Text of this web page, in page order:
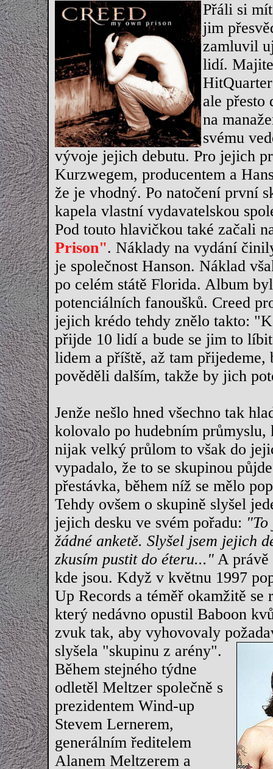
Přáli si
jim
zamluvil
lidí.
ale přesto
na
svému
vývoje jejich debutu. Pro jejich
Kurzwegem, producentem a
že je vhodný. Po natočení první
kapela vlastní vydavatelskou
Pod touto hlavičkou také začali
Prison". Náklady na vydání
je společnost Hanson. Náklad
po celém státě Florida. Album
potenciálních fanoušků. Creed
jejich krédo tehdy znělo takto:
přijde 10 lidí a bude se jim to
lidem a příště, až tam
pověděli dalším, takže by jich
Jenže nešlo hned všechno tak
kolovalo po hudebním průmyslu,
nijak velký průlom to však do
vypadalo, že to se skupinou
přestávka, během níž se mělo
Tehdy ovšem o skupině slyšel
jejich desku ve svém pořadu:
žádné anketě. Slyšel jsem jejich
zkusím pustit do éteru..." A právě
kde jsou. Když v květnu 1997
Up Records a téměř okamžitě se
který nedávno opustil Baboon
zvuk tak, aby vyhovovaly
slyšela "skupinu z arény".
Během stejného týdne
odletěl Meltzer společně s
prezidentem Wind-up
Stevem Lernerem,
generálním ředitelem
Alanem Meltzerem a